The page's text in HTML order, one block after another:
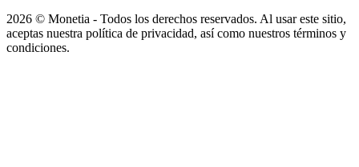
2026 © Monetia - Todos los derechos reservados. Al usar este sitio,
aceptas nuestra política de privacidad, así como nuestros términos y
condiciones.